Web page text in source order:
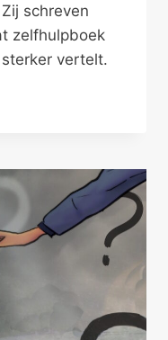
schreven
zelfhulpboek
vertelt.